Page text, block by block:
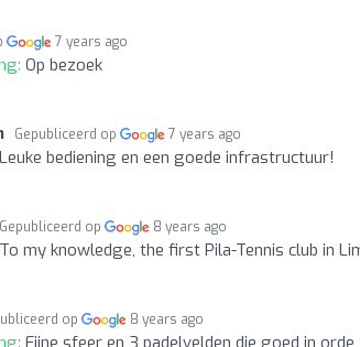
7 years ago
Op bezoek
Gepubliceerd op 7 years ago
Leuke bediening en een goede infrastructuur!
Gepubliceerd op 8 years ago
To my knowledge, the first Pila-Tennis club in
op 8 years ago
Fijne sfeer en 3 padelvelden die goed in orde